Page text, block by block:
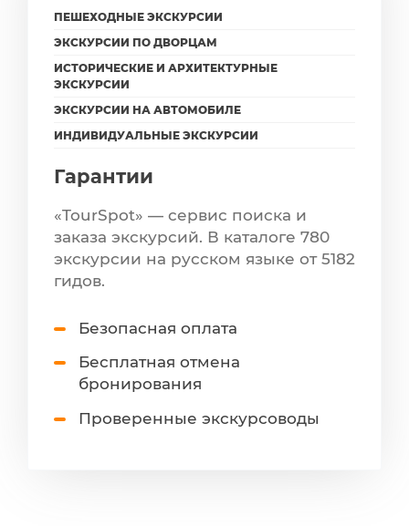
ПЕШЕХОДНЫЕ ЭКСКУРСИИ
ЭКСКУРСИИ ПО ДВОРЦАМ
ИСТОРИЧЕСКИЕ И АРХИТЕКТУРНЫЕ
ЭКСКУРСИИ
ЭКСКУРСИИ НА АВТОМОБИЛЕ
ИНДИВИДУАЛЬНЫЕ ЭКСКУРСИИ
Гарантии
«TourSpot» — сервис поиска и
заказа экскурсий. В каталоге 780
экскурсии на русском языке от 5182
гидов.
Безопасная оплата
Бесплатная отмена
бронирования
Проверенные экскурсоводы